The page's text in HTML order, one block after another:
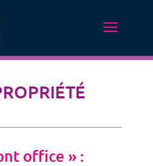
office » :